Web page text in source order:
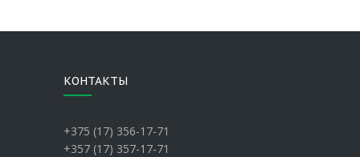
КОНТАКТЫ
+375 (17) 356-17-71
+357 (17) 357-17-71